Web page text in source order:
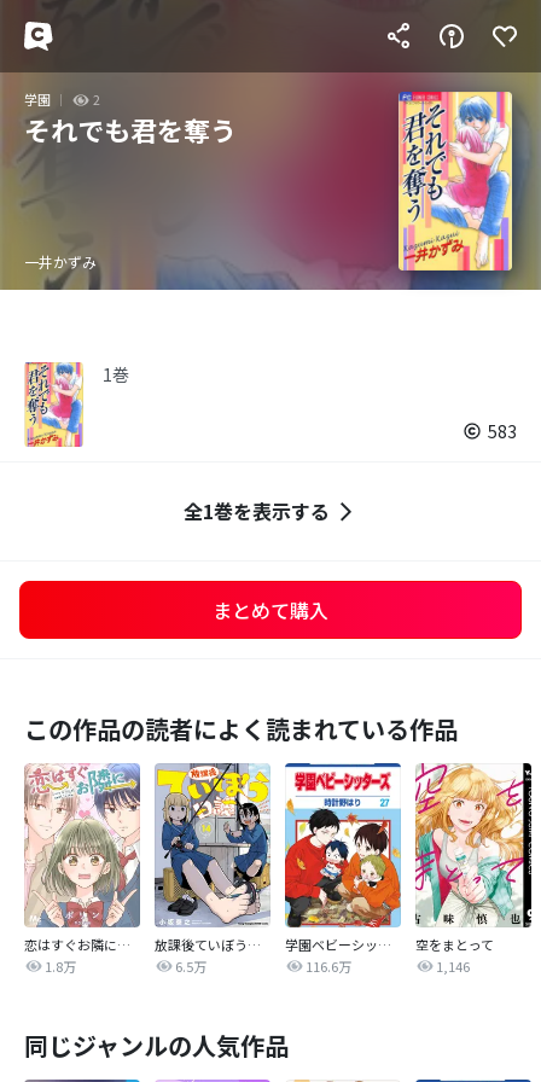
学園 2
それでも君を奪う
一井かずみ
1巻
583
全1巻を表示する
まとめて購入
この作品の読者によく読まれている作品
恋はすぐお隣に【タテヨミ】
1.8万
放課後ていぼう日誌
6.5万
学園ベビーシッターズ
116.6万
空をまとって
1,146
同じジャンルの人気作品